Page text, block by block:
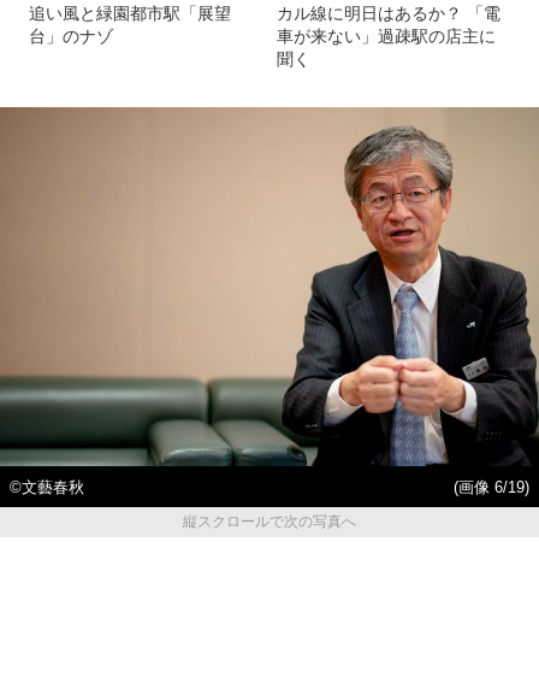
追い風と緑園都市駅「展望
台」のナゾ
カル線に明日はあるか？ 「電
車が来ない」過疎駅の店主に
聞く
©文藝春秋
(画像 6/19)
縦スクロールで次の写真へ